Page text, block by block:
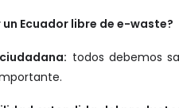
Ecuador libre de e-waste?
todos debemos